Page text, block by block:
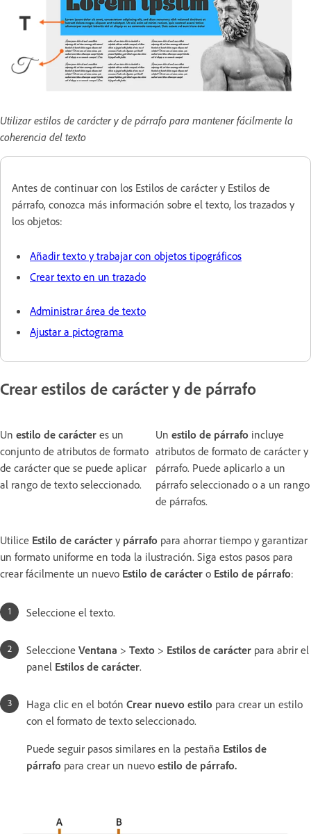
Utilizar estilos de carácter y de párrafo para mantener fácilmente la
coherencia del texto
Antes de continuar con los Estilos de carácter y Estilos de
párrafo, conozca más información sobre el texto, los trazados y
los objetos:
Añadir texto y trabajar con objetos tipográficos
Crear texto en un trazado
Administrar área de texto
Ajustar a pictograma
Crear estilos de carácter y de párrafo
Un estilo de carácter es un
conjunto de atributos de formato
de carácter que se puede aplicar
al rango de texto seleccionado.
Un estilo de párrafo incluye
atributos de formato de carácter y
párrafo. Puede aplicarlo a un
párrafo seleccionado o a un rango
de párrafos.
Utilice Estilo de carácter y párrafo para ahorrar tiempo y garantizar
un formato uniforme en toda la ilustración. Siga estos pasos para
crear fácilmente un nuevo Estilo de carácter o Estilo de párrafo:
Seleccione el texto.
Seleccione Ventana > Texto > Estilos de carácter para abrir el
panel Estilos de carácter.
Haga clic en el botón Crear nuevo estilo para crear un estilo
con el formato de texto seleccionado.
Puede seguir pasos similares en la pestaña Estilos de
párrafo para crear un nuevo estilo de párrafo.